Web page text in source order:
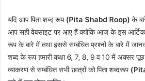
यदि आप पिता शब्द रूप (Pita Shabd Roop) के
आप सही वेबसाइट पर आए हैं क्योंकि आज के इस
रूप के बारे में तथा इससे सम्बंधित प्रश्नो के बारे में
शब्द के रूप हमारी कक्षा 6, 7, 8, 9 व 10 में अक्सर पूछ
व्याकरण से सम्बंधित सभी छात्रों को पिता शब्दरूप